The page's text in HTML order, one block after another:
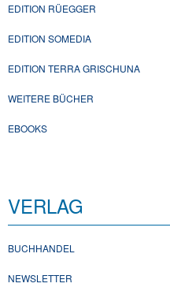
EDITION RÜEGGER
EDITION SOMEDIA
EDITION TERRA GRISCHUNA
WEITERE BÜCHER
EBOOKS
VERLAG
BUCHHANDEL
NEWSLETTER